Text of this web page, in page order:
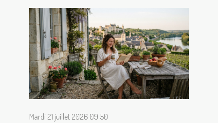
Mardi 21 juillet 2026 09:50